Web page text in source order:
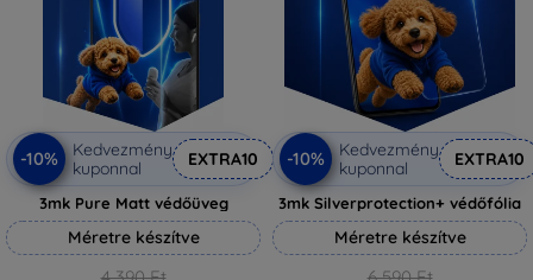
-10%
Kedvezmény
kuponnal
EXTRA10
3mk Pure Matt védőüveg
Méretre készítve
-10%
Kedvezmény
kuponnal
EXTRA10
3mk Silverprotection+ védőfólia
Méretre készítve